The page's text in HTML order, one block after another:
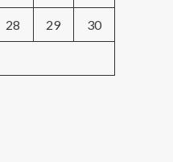
28 29 30